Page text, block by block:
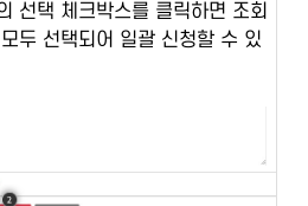
선택 체크박스를 클릭하면 조회
두 선택되어 일괄 신청할 수 있